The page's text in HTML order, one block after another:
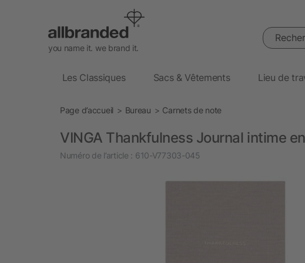
you name it. we brand it.
Les Classiques Sacs & Vêtements Lieu de
Page d’accueil Bureau Carnets de note
VINGA Thankfulness Journal intime
Numéro de l’article : 610-V77303-045